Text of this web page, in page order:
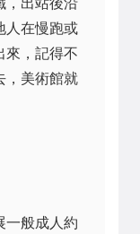
，出站後沿
人在慢跑或
來，記得不
，美術館就
一般成人約